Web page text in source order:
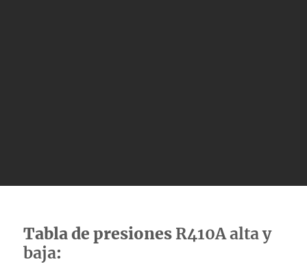
Tabla de presiones R410A alta y
baja: